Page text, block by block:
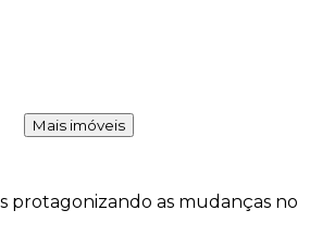
Mais imóveis
protagonizando as mudanças no